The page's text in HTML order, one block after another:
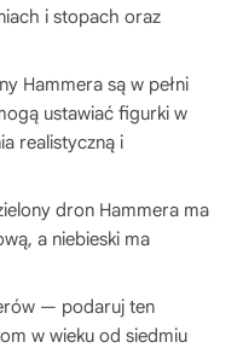
i stopach oraz
Hammera są w pełni
ustawiać figurki w
realistyczną i
dron Hammera ma
a niebieski ma
— podaruj ten
w wieku od siedmiu